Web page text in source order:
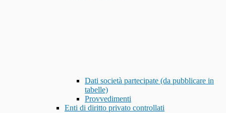
Dati società partecipate (da pubblicare in
tabelle)
Provvedimenti
Enti di diritto privato controllati